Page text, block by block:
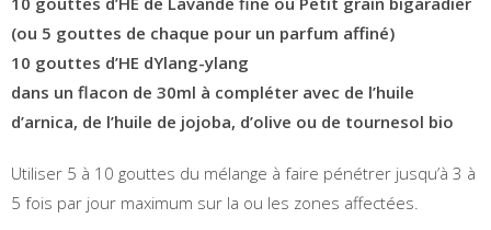
(ou 5 gouttes de chaque pour un parfum affiné)
10 gouttes d’HE dYlang-ylang
dans un flacon de 30ml à compléter avec de l’huile
d’arnica, de l’huile de jojoba, d’olive ou de tournesol bio
Utiliser 5 à 10 gouttes du mélange à faire pénétrer jusqu’à 3 à
5 fois par jour maximum sur la ou les zones affectées.